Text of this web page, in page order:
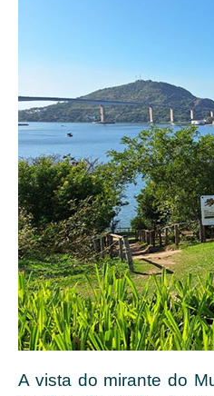
A vista do mirante do